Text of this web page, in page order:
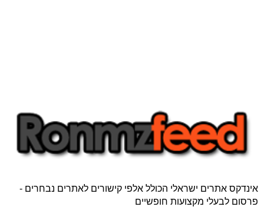
אינדקס אתרים ישראלי הכולל אלפי קישורים לאתרים נבחרים -
פרסום לבעלי מקצועות חופשיים